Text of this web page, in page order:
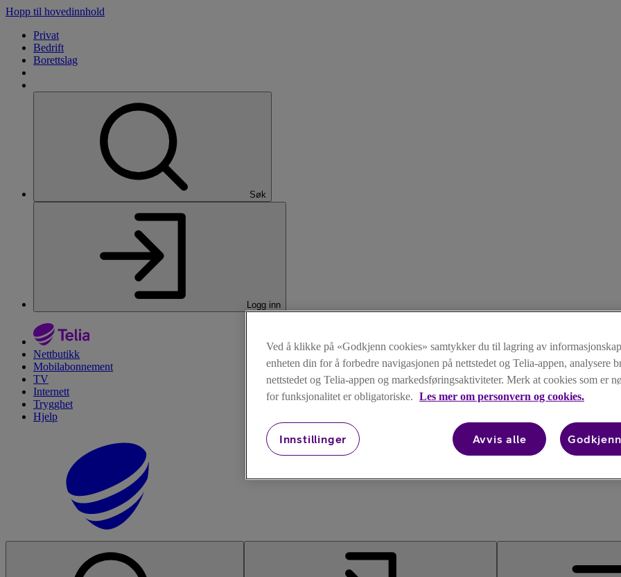
Hopp til hovedinnhold
Privat
Bedrift
Borettslag
Søk
Logg inn
Nettbutikk
Mobilabonnement
TV
Internett
Trygghet
Hjelp
Ved å klikke på «Godkjenn cookies» samtykker du til lagring av
enheten din for å forbedre navigasjonen på nettstedet og Telia-appen, analysere
nettstedet og Telia-appen og markedsføringsaktiviteter. Merk at cookies som er
for funksjonalitet er obligatoriske. Les mer om personvern og cookies.
Innstillinger Avvis alle